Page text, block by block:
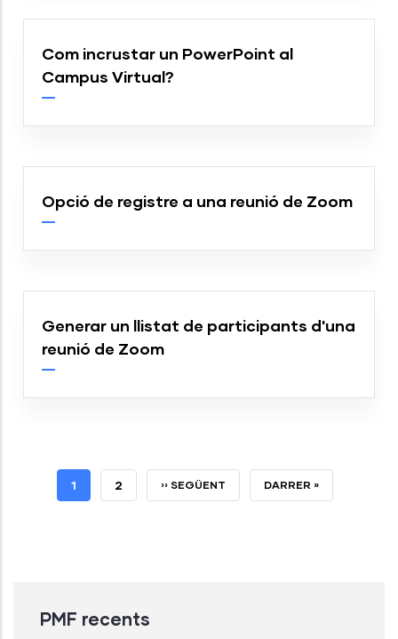
Com incrustar un PowerPoint al
Campus Virtual?
Opció de registre a una reunió de Zoom
Generar un llistat de participants d'una
reunió de Zoom
PÀGINA
1 PÀGINA
2 PÀGINA
›› SEGÜENT ÚLTIMA
DARRER »
PMF recents